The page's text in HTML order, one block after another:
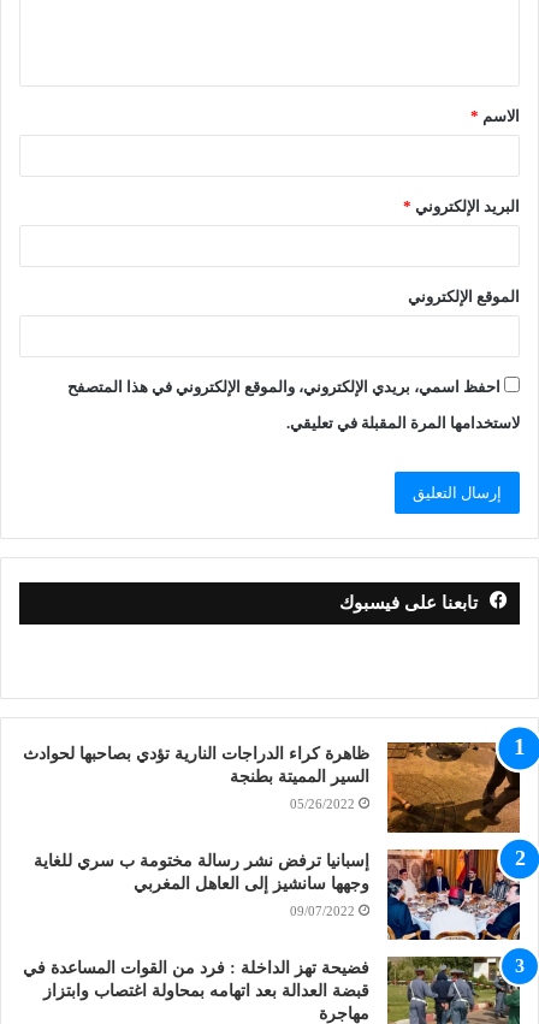
الاسم *
البريد الإلكتروني *
الموقع الإلكتروني
احفظ اسمي، بريدي الإلكتروني، والموقع الإلكتروني في هذا المتصفح
لاستخدامها المرة المقبلة في تعليقي.
تابعنا على فيسبوك
ظاهرة كراء الدراجات النارية تؤدي بصاحبها لحوادث
السير المميتة بطنجة
05/26/2022
إسبانيا ترفض نشر رسالة مختومة ب سري للغاية
وجهها سانشيز إلى العاهل المغربي
09/07/2022
فضيحة تهز الداخلة : فرد من القوات المساعدة في
قبضة العدالة بعد اتهامه بمحاولة اغتصاب وابتزاز
مهاجرة